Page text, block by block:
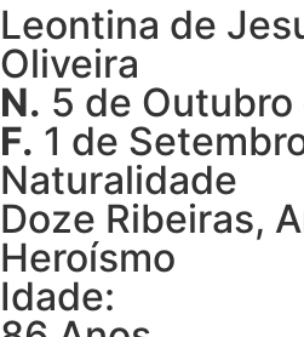
Leontina de
Oliveira
N. 5 de Outubro
F. 1 de
Naturalidade
Doze Ribeiras,
Heroísmo
Idade: